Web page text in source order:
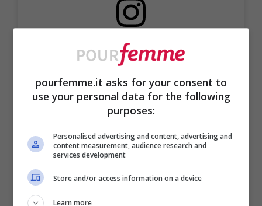
Visualizza questo post su Instagram
Un post condiviso da Pat McGrath (@patmcgrathreal)
pourfemme.it asks for your consent to
use your personal data for the following
purposes:
Personalised advertising and content, advertising and
content measurement, audience research and
services development
Store and/or access information on a device
Learn more